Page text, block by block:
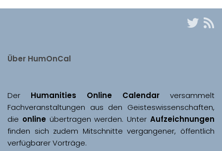
Über HumOnCal
Der Humanities Online Calendar versammelt
Fachveranstaltungen aus den Geisteswissenschaften,
die online übertragen werden. Unter Aufzeichnungen
finden sich zudem Mitschnitte vergangener, öffentlich